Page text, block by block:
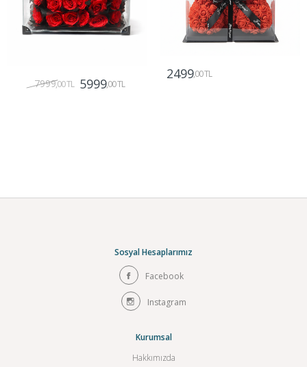
7999,00 TL 5999,00 TL
2499,00 TL
Sosyal Hesaplarımız
Facebook
Instagram
Kurumsal
Hakkımızda